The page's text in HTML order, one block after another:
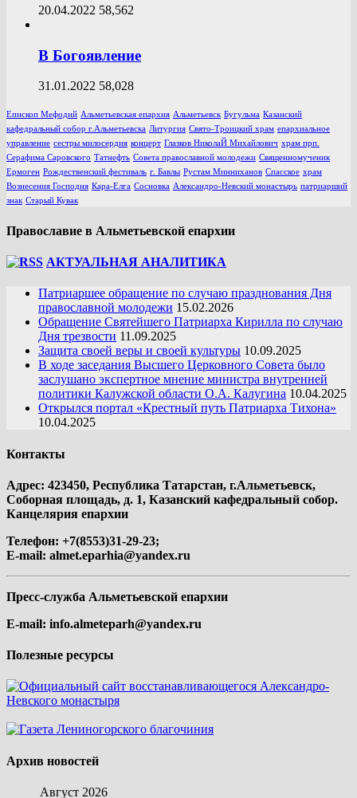
20.04.2022 58,562
В Богоявление
31.01.2022 58,028
Епископ Мефодий Альметьевская епархия Альметьевск Бугульма Казанский
кафедральный собор г.Альметьевска Литургия Свято-Троицкий храм епархиальное
управление сестры милосердия концерт Глазков НиколаЙ Михайлович храм прп.
Серафима Саровского Татнефть Совета православной молодежи Священномученик
Ермоген Рождественский фестиваль г. Бавлы Рустам Минниханов Спасское храм
Вознесения Господня Кара-Елга Сосновка Александро-Невский монастырь патриарший
знак Старый Кувак
Православие в Альметьевской епархии
АКТУАЛЬНАЯ АНАЛИТИКА
Патриаршее обращение по случаю празднования Дня
православной молодежи 15.02.2026
Обращение Святейшего Патриарха Кирилла по случаю
Дня трезвости 11.09.2025
Защита своей веры и своей культуры 10.09.2025
В ходе заседания Высшего Церковного Совета было
заслушано экспертное мнение министра внутренней
политики Калужской области О.А. Калугина 10.04.2025
Открылся портал «Крестный путь Патриарха Тихона»
10.04.2025
Контакты
Адрес: 423450, Республика Татарстан, г.Альметьевск,
Соборная площадь, д. 1, Казанский кафедральный собор.
Канцелярия епархии
Телефон: +7(8553)31-29-23;
E-mail: almet.eparhia@yandex.ru
Пресс-служба Альметьевской епархии
E-mail: info.almeteparh@yandex.ru
Полезные ресурсы
Архив новостей
Август 2026